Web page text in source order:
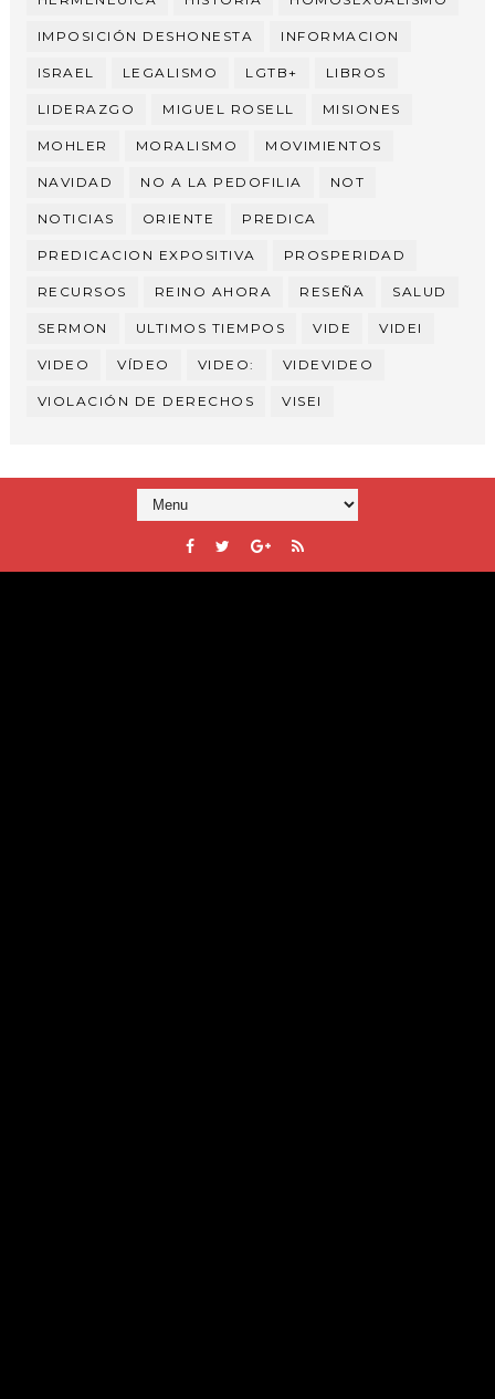
IMPOSICIÓN DESHONESTA INFORMACION
ISRAEL LEGALISMO LGTB+ LIBROS
LIDERAZGO MIGUEL ROSELL MISIONES
MOHLER MORALISMO MOVIMIENTOS
NAVIDAD NO A LA PEDOFILIA NOT
NOTICIAS ORIENTE PREDICA
PREDICACION EXPOSITIVA PROSPERIDAD
RECURSOS REINO AHORA RESEÑA SALUD
SERMON ULTIMOS TIEMPOS VIDE VIDEI
VIDEO VÍDEO VIDEO: VIDEVIDEO
VIOLACIÓN DE DERECHOS VISEI